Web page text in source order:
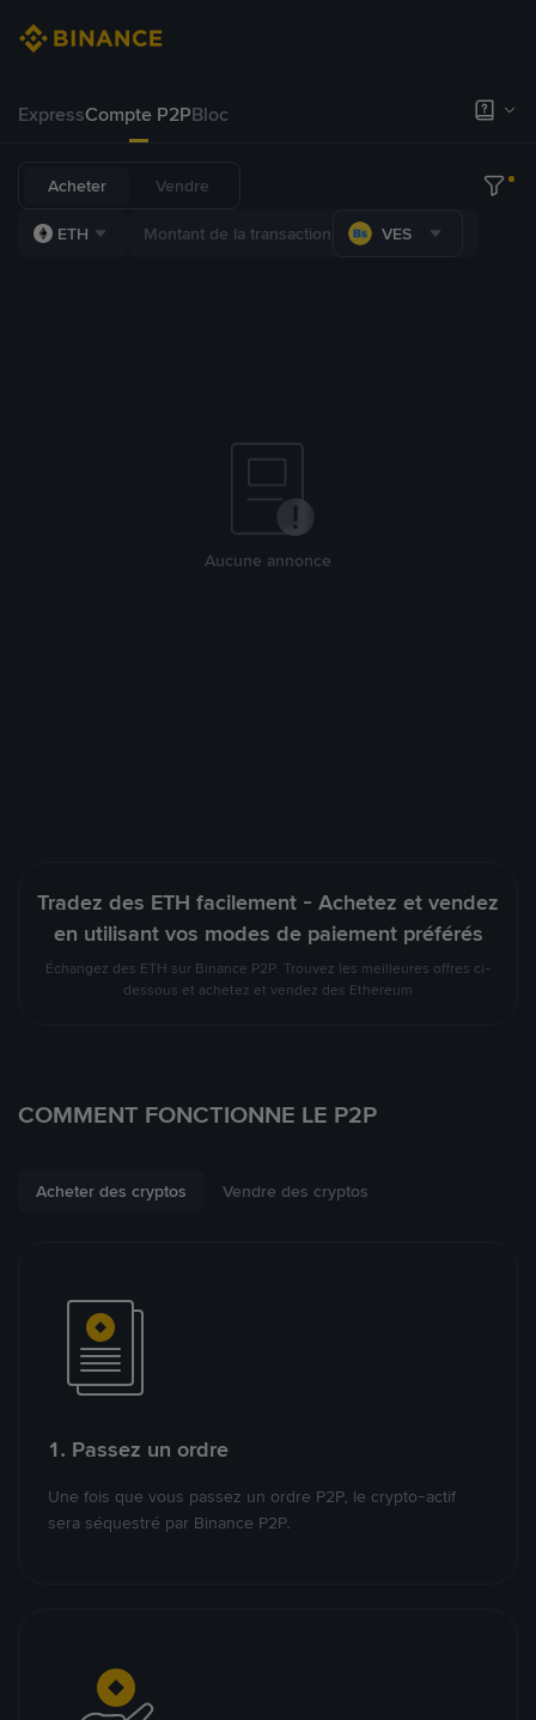
ExpressCompte P2PBloc
Acheter Vendre
ETH VES
Aucune annonce
Tradez des ETH facilement - Achetez et vendez
en utilisant vos modes de paiement préférés
Échangez des ETH sur Binance P2P. Trouvez les meilleures offres ci-
dessous et achetez et vendez des Ethereum
COMMENT FONCTIONNE LE P2P
Acheter des cryptos Vendre des cryptos
1. Passez un ordre
Une fois que vous passez un ordre P2P, le crypto-actif
sera séquestré par Binance P2P.